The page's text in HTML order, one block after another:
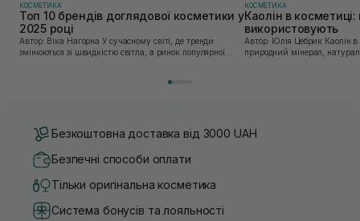
КОСМЕТИКА
Топ 10 брендів доглядової косметики у
2025 році
Автор: Віка Нагорна У сучасному світі, де тренди
змінюються зі швидкістю світла, а ринок популярної
КОСМЕТИКА
Каолін в
використовують
Автор: Юлія Цебрик Каолін в косметології – це
природний мінерал,
Безкоштовна доставка від 3000 UAH
Безпечні способи оплати
Тільки оригінальна косметика
Система бонусів та лояльності